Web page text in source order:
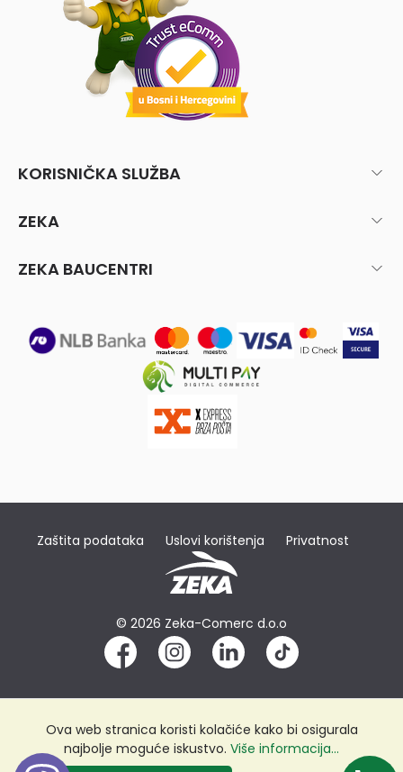
KORISNIČKA SLUŽBA
ZEKA
ZEKA BAUCENTRI
Zaštita podataka Uslovi korištenja Privatnost
© 2026 Zeka-Comerc d.o.o
Ova web stranica koristi kolačiće kako bi osigurala
najbolje moguće iskustvo. Više informacija...